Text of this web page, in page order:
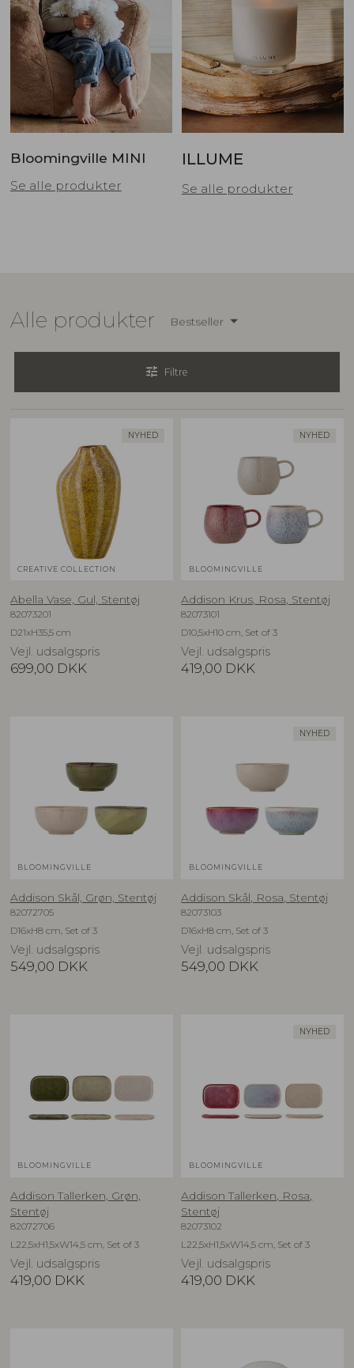
Bloomingville MINI
Se alle produkter
ILLUME
Se alle produkter
Alle produkter Bestseller
tune Filtre
NYHED
CREATIVE COLLECTION
Abella Vase, Gul, Stentøj
82073201
D21xH35,5 cm
Vejl. udsalgspris
699,00 DKK
NYHED
BLOOMINGVILLE
Addison Krus, Rosa, Stentøj
82073101
D10,5xH10 cm, Set of 3
Vejl. udsalgspris
419,00 DKK
BLOOMINGVILLE
Addison Skål, Grøn, Stentøj
82072705
D16xH8 cm, Set of 3
Vejl. udsalgspris
549,00 DKK
NYHED
BLOOMINGVILLE
Addison Skål, Rosa, Stentøj
82073103
D16xH8 cm, Set of 3
Vejl. udsalgspris
549,00 DKK
BLOOMINGVILLE
Addison Tallerken, Grøn,
Stentøj
82072706
L22,5xH1,5xW14,5 cm, Set of 3
Vejl. udsalgspris
419,00 DKK
NYHED
BLOOMINGVILLE
Addison Tallerken, Rosa,
Stentøj
82073102
L22,5xH1,5xW14,5 cm, Set of 3
Vejl. udsalgspris
419,00 DKK